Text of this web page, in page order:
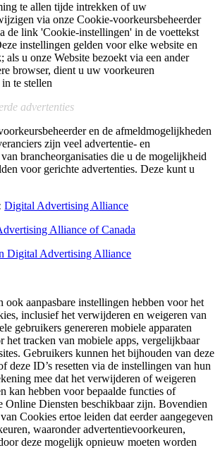
te allen tijde intrekken of uw
via onze Cookie-voorkeursbeheerder
de link 'Cookie-instellingen' in de voettekst
instellingen gelden voor elke website en
u onze Website bezoekt via een ander
browser, dient u uw voorkeuren
te stellen
advertenties
en de afmeldmogelijkheden
zijn veel advertentie- en
brancheorganisaties die u de mogelijkheid
voor gerichte advertenties. Deze kunt u
Digital Advertising Alliance
Alliance of Canada
Digital Advertising Alliance
aanpasbare instellingen hebben voor het
inclusief het verwijderen en weigeren van
gebruikers genereren mobiele apparaten
het tracken van mobiele apps, vergelijkbaar
Gebruikers kunnen het bijhouden van deze
deze ID’s resetten via de instellingen van hun
mee dat het verwijderen of weigeren
kan hebben voor bepaalde functies of
Online Diensten beschikbaar zijn. Bovendien
Cookies ertoe leiden dat eerder aangegeven
waaronder advertentievoorkeuren,
deze mogelijk opnieuw moeten worden